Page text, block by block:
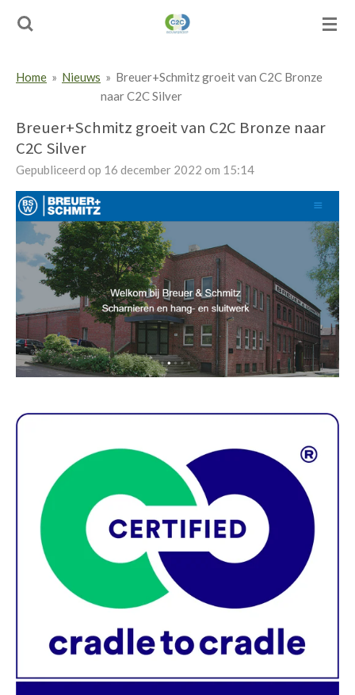
Ga
direct
deHome » Nieuws » Breuer+Schmitz groeit van C2C Bronze
naar C2C Silver
Breuer+Schmitz groeit van C2C Bronze naar
C2C Silver
Gepubliceerd op 16 december 2022 om 15:14